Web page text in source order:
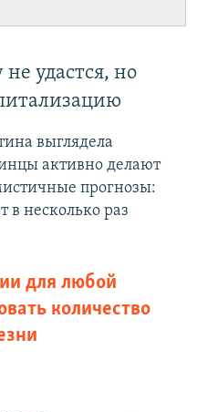
удастся, но
выглядела
активно делают
прогнозы:
в несколько раз
для любой
количество